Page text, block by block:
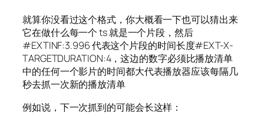
就算你没看过这个格式，你大概看一下也可以猜出来
它在做什么每一个 ts 就是一个片段，然后
#EXTINF:3.996 代表这个片段的时间长度#EXT-X-
TARGETDURATION:4，这边的数字必须比播放清单
中的任何一个影片的时间都大代表播放器应该每隔几
秒去抓一次新的播放清单
例如说，下一次抓到的可能会长这样：